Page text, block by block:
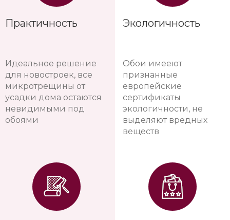
Практичность
Идеальное решение
для новостроек, все
микротрещины от
усадки дома остаются
невидимыми под
обоями
Экологичность
Обои имееют
признанные
европейские
сертификаты
экологичности, не
выделяют вредных
веществ